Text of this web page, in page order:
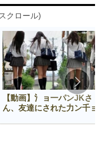
クロール)
【動画】氵ョ一パンJKさ
ん、友達にされた力ン千ョ